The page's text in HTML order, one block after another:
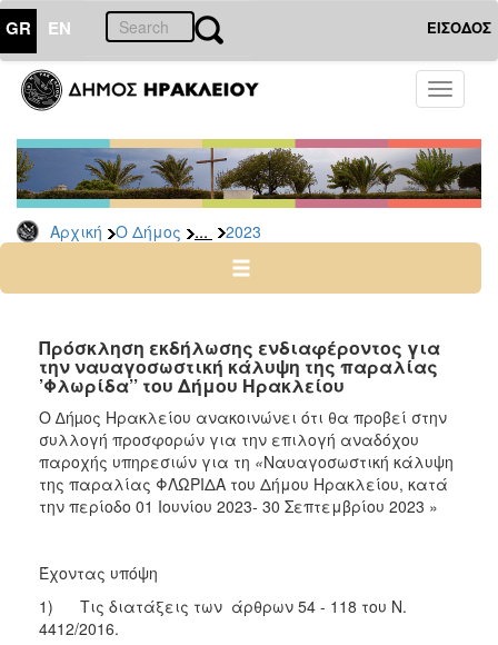
GR EN ΕΙΣΟΔΟΣ
Toggle
Αρχική Ο Δήμος ... 2023
ΔΗΜΟΣ
Διακηρύξεις
Δημοπρασίες
Αρχείο
2025
2023
2022
2021
2020
2019
2015
Πρόσκληση εκδήλωσης ενδιαφέροντος για
την ναυαγοσωστική κάλυψη της παραλίας
’Φλωρίδα’’ του Δήμου Ηρακλείου
Ο ∆ήµος Ηρακλείου ανακοινώνει ότι θα προβεί στην
συλλογή προσφορών για την επιλογή αναδόχου
παροχής υπηρεσιών για τη «Ναυαγοσωστική κάλυψη
της παραλίας ΦΛΩΡΙΔΑ του Δήμου Ηρακλείου, κατά
την περίοδο 01 Ιουνίου 2023- 30 Σεπτεμβρίου 2023 »
Έχοντας υπόψη
1) Τις διατάξεις των άρθρων 54 - 118 του Ν.
4412/2016.